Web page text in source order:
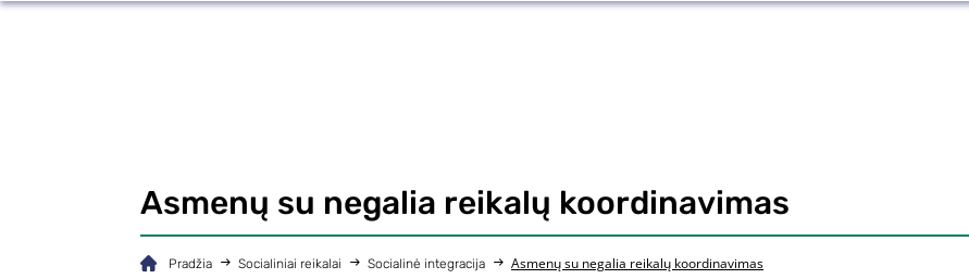
Asmenų su negalia reikalų koordinavimas
Pradžia Socialiniai reikalai Socialinė integracija Asmenų su negalia reikalų koordinavimas